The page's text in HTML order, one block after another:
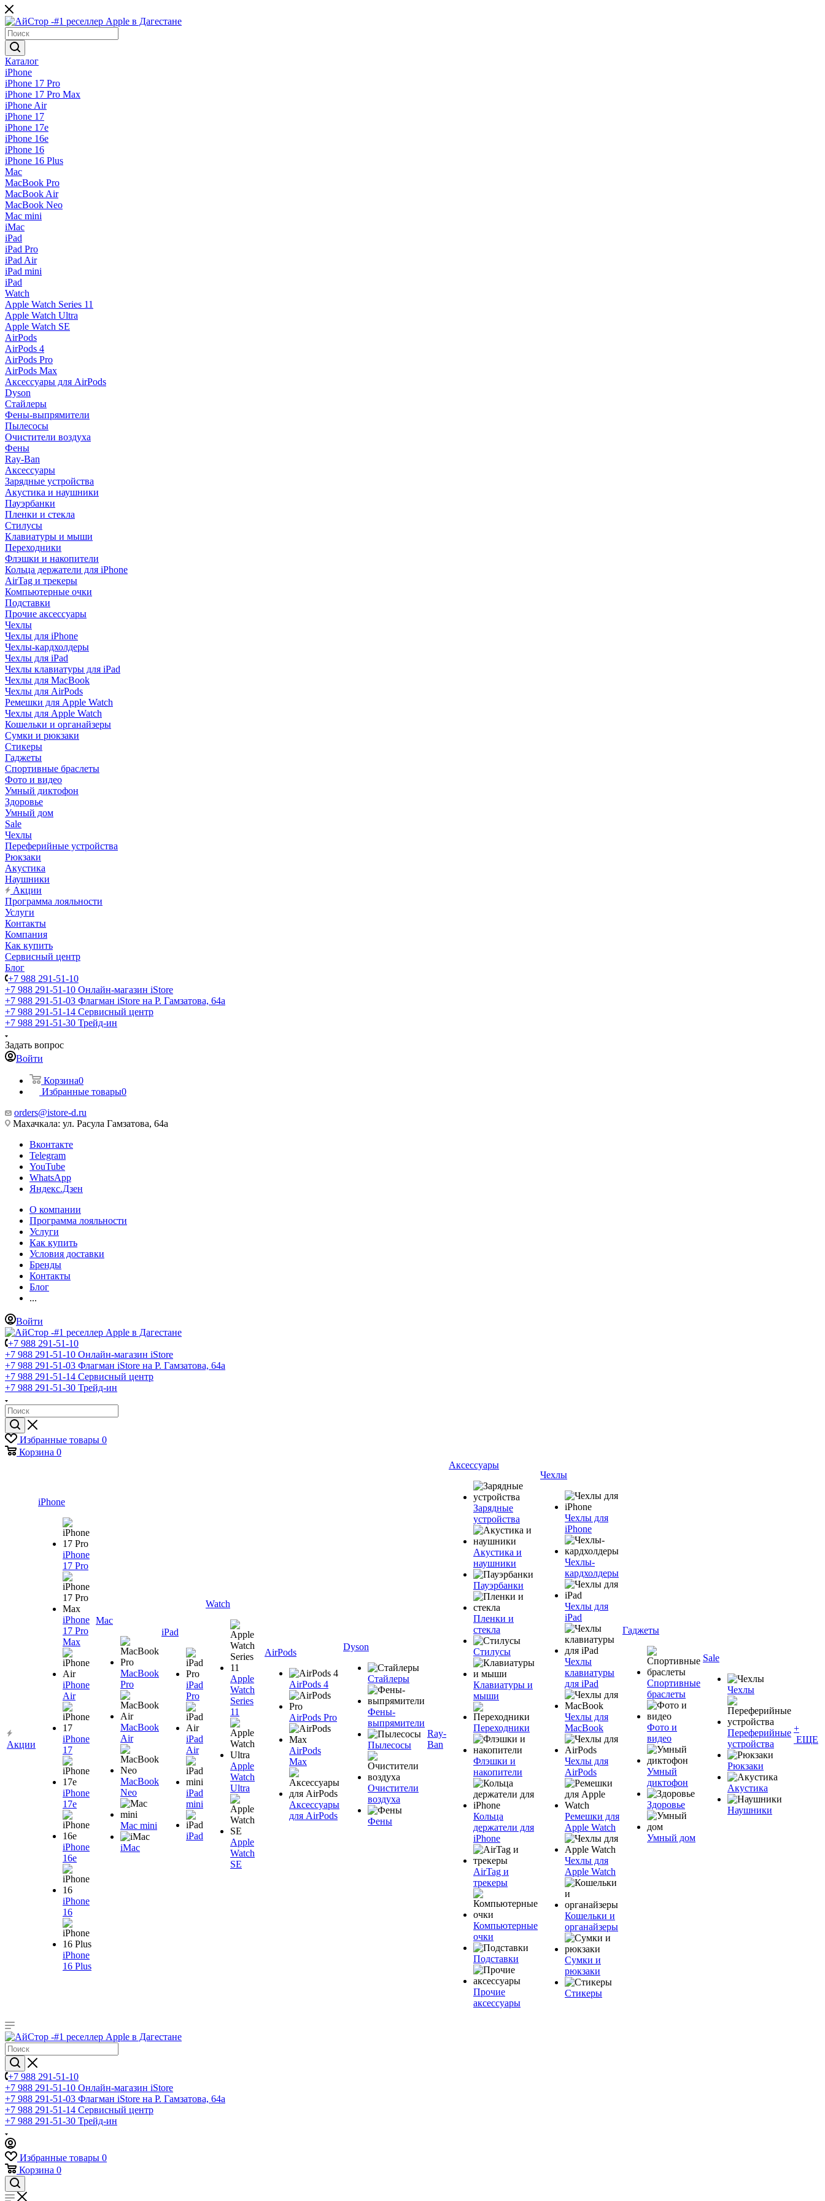
Каталог
iPhone
iPhone 17 Pro
iPhone 17 Pro Max
iPhone Air
iPhone 17
iPhone 17e
iPhone 16e
iPhone 16
iPhone 16 Plus
Mac
MacBook Pro
MacBook Air
MacBook Neo
Mac mini
iMac
iPad
iPad Pro
iPad Air
iPad mini
iPad
Watch
Apple Watch Series 11
Apple Watch Ultra
Apple Watch SE
AirPods
AirPods 4
AirPods Pro
AirPods Max
Аксессуары для AirPods
Dyson
Стайлеры
Фены-выпрямители
Пылесосы
Очистители воздуха
Фены
Ray-Ban
Аксессуары
Зарядные устройства
Акустика и наушники
Пауэрбанки
Пленки и стекла
Стилусы
Клавиатуры и мыши
Переходники
Флэшки и накопители
Кольца держатели для iPhone
AirTag и трекеры
Компьютерные очки
Подставки
Прочие аксессуары
Чехлы
Чехлы для iPhone
Чехлы-кардхолдеры
Чехлы для iPad
Чехлы клавиатуры для iPad
Чехлы для MacBook
Чехлы для AirPods
Ремешки для Apple Watch
Чехлы для Apple Watch
Кошельки и органайзеры
Сумки и рюкзаки
Стикеры
Гаджеты
Спортивные браслеты
Фото и видео
Умный диктофон
Здоровье
Умный дом
Sale
Чехлы
Переферийные устройства
Рюкзаки
Акустика
Наушники
Акции
Программа лояльности
Услуги
Контакты
Компания
Как купить
Сервисный центр
Блог
+7 988 291-51-10
+7 988 291-51-10 Онлайн-магазин iStore
+7 988 291-51-03 Флагман iStore на Р. Гамзатова, 64а
+7 988 291-51-14 Сервисный центр
+7 988 291-51-30 Трейд-ин
Задать вопрос
Войти
Корзина0
Избранные товары0
orders@istore-d.ru
Махачкала: ул. Расула Гамзатова, 64а
Вконтакте
Telegram
YouTube
WhatsApp
Яндекс.Дзен
О компании
Программа лояльности
Услуги
Как купить
Условия доставки
Бренды
Контакты
Блог
...
Войти
+7 988 291-51-10
+7 988 291-51-10 Онлайн-магазин iStore
+7 988 291-51-03 Флагман iStore на Р. Гамзатова, 64а
+7 988 291-51-14 Сервисный центр
+7 988 291-51-30 Трейд-ин
Избранные товары 0
Корзина 0
Акции
iPhone
iPhone
17 Pro
iPhone
17 Pro
Max
iPhone
Air
iPhone
17
iPhone
17e
iPhone
16e
iPhone
16
iPhone
16 Plus
Mac
MacBook
Pro
MacBook
Air
MacBook
Neo
Mac mini
iMac
iPad
iPad
Pro
iPad
Air
iPad
mini
iPad
Watch
Apple
Watch
Series
11
Apple
Watch
Ultra
Apple
Watch
SE
AirPods
AirPods 4
AirPods Pro
AirPods
Max
Аксессуары
для AirPods
Dyson
Стайлеры
Фены-
выпрямители
Пылесосы
Очистители
воздуха
Фены
Ray-
Ban
Аксессуары
Зарядные
устройства
Акустика и
наушники
Пауэрбанки
Пленки и
стекла
Стилусы
Клавиатуры и
мыши
Переходники
Флэшки и
накопители
Кольца
держатели для
iPhone
AirTag и
трекеры
Компьютерные
очки
Подставки
Прочие
аксессуары
Чехлы
Чехлы для
iPhone
Чехлы-
кардхолдеры
Чехлы для
iPad
Чехлы
клавиатуры
для iPad
Чехлы для
MacBook
Чехлы для
AirPods
Ремешки для
Apple Watch
Чехлы для
Apple Watch
Кошельки и
органайзеры
Сумки и
рюкзаки
Стикеры
Гаджеты
Спортивные
браслеты
Фото и
видео
Умный
диктофон
Здоровье
Умный дом
Sale
Чехлы
Переферийные
устройства
Рюкзаки
Акустика
Наушники
+
ЕЩЕ
+7 988 291-51-10
+7 988 291-51-10 Онлайн-магазин iStore
+7 988 291-51-03 Флагман iStore на Р. Гамзатова, 64а
+7 988 291-51-14 Сервисный центр
+7 988 291-51-30 Трейд-ин
Избранные товары 0
Корзина 0